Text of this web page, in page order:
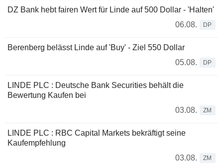
DZ Bank hebt fairen Wert für Linde auf 500 Dollar - 'Halten'
06.08.
DP
Berenberg belässt Linde auf 'Buy' - Ziel 550 Dollar
05.08.
DP
LINDE PLC : Deutsche Bank Securities behält die
Bewertung Kaufen bei
03.08.
ZM
LINDE PLC : RBC Capital Markets bekräftigt seine
Kaufempfehlung
03.08.
ZM